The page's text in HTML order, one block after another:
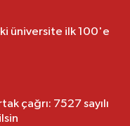
üniversite ilk 100'e
çağrı: 7527 sayılı